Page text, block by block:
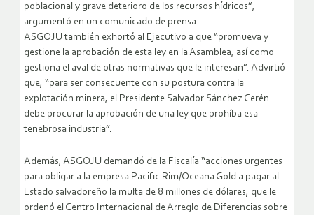
poblacional y grave deterioro de los recursos hídricos”,
argumentó en un comunicado de prensa.
ASGOJU también exhortó al Ejecutivo a que “promueva y
gestione la aprobación de esta ley en la Asamblea, así como
gestiona el aval de otras normativas que le interesan”. Advirtió
que, “para ser consecuente con su postura contra la
explotación minera, el Presidente Salvador Sánchez Cerén
debe procurar la aprobación de una ley que prohíba esa
tenebrosa industria”.
Además, ASGOJU demandó de la Fiscalía “acciones urgentes
para obligar a la empresa Pacific Rim/Oceana Gold a pagar al
Estado salvadoreño la multa de 8 millones de dólares, que le
ordenó el Centro Internacional de Arreglo de Diferencias sobre